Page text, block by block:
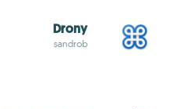
Drony
sandrob